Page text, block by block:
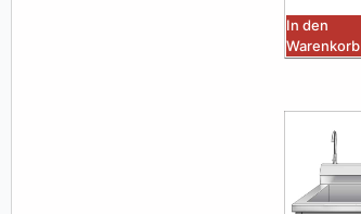
In den
Warenkorb